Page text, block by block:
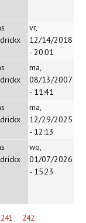
vr,
12/14/2018
- 20:01
ma,
08/13/2007
- 11:41
ma,
12/29/2025
- 12:13
wo,
01/07/2026
- 15:23
241
242